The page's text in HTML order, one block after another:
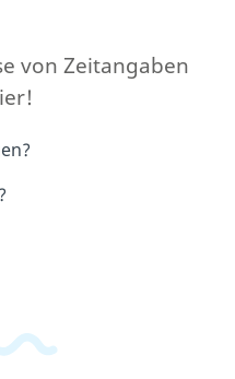
von Zeitangaben